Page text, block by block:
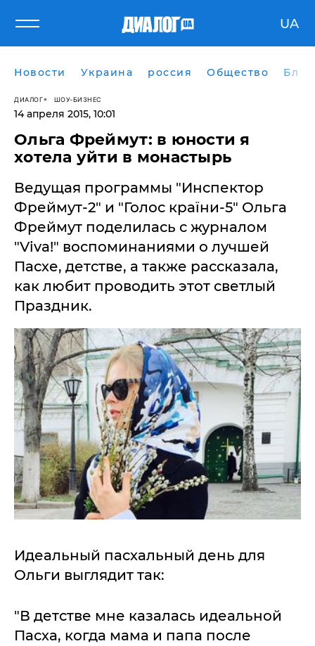
UA
Новости Украина россия Общество
ДИАЛОГ ШОУ-БИЗНЕС
14 апреля 2015, 10:01
Ольга Фреймут: в юности я
хотела уйти в монастырь
Ведущая программы "Инспектор
Фреймут-2" и "Голос країни-5" Ольга
Фреймут поделилась с журналом
"Viva!" воспоминаниями о лучшей
Пасхе, детстве, а также рассказала,
как любит проводить этот светлый
Праздник.
Идеальный пасхальный день для
Ольги выглядит так:
"В детстве мне казалась идеальной
Пасха, когда мама и папа после